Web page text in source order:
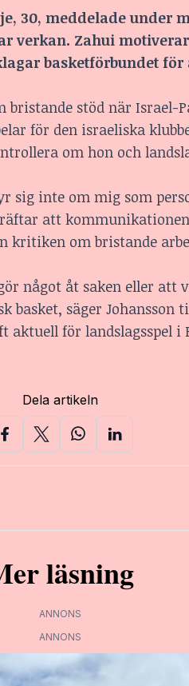
30, meddelade under
verkan. Zahui
basketförbundet
stöd när Israel-
för den israeliska
om hon och
sig inte om mig som
att
kritiken om bristande
något åt saken eller att
basket, säger Johansson
aktuell för landslagsspel i
Dela artikeln
läsning
ANNONS
ANNONS